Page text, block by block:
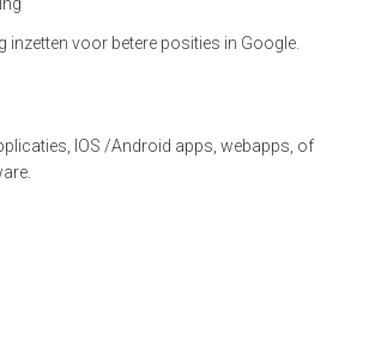
inzetten voor betere posities in Google.
IOS /Android apps, webapps, of